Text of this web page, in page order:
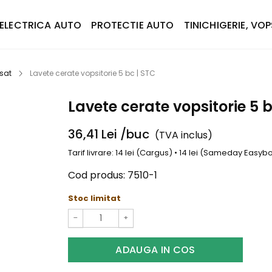
ELECTRICA AUTO PROTECTIE AUTO TINICHIGERIE,
Lavete cerate vopsitorie 5 bc | STC
Lavete cerate vopsitorie 5
36,41 Lei /buc (TVA inclus)
Tarif livrare: 14 lei (Cargus) • 14 lei (Sameday
Cod produs: 7510-1
Stoc limitat
− +
ADAUGA IN COS